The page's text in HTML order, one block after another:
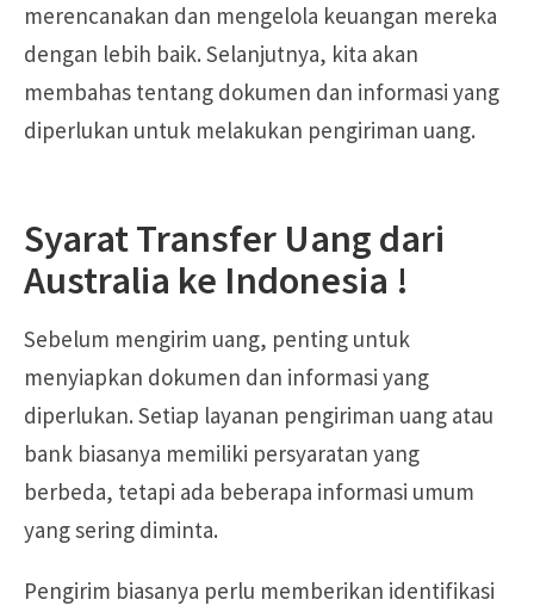
merencanakan dan mengelola keuangan mereka
dengan lebih baik. Selanjutnya, kita akan
membahas tentang dokumen dan informasi yang
diperlukan untuk melakukan pengiriman uang.
Syarat Transfer Uang dari
Australia ke Indonesia !
Sebelum mengirim uang, penting untuk
menyiapkan dokumen dan informasi yang
diperlukan. Setiap layanan pengiriman uang atau
bank biasanya memiliki persyaratan yang
berbeda, tetapi ada beberapa informasi umum
yang sering diminta.
Pengirim biasanya perlu memberikan identifikasi